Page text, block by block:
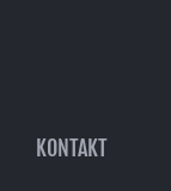
KONTAKT